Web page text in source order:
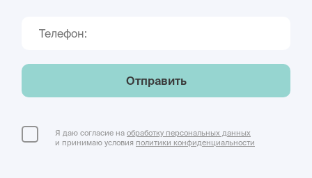
Отправить
Я даю согласие на обработку персональных данных
и принимаю условия политики конфиденциальности